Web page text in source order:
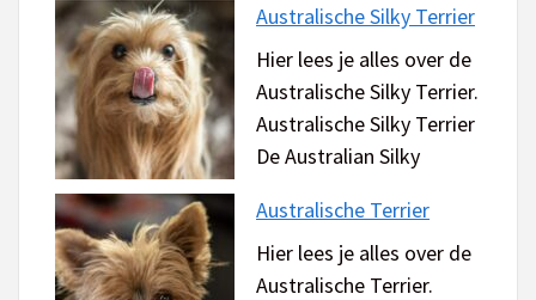
Australische Silky Terrier
Hier lees je alles over de
Australische Silky Terrier.
Australische Silky Terrier
De Australian Silky
Australische Terrier
Hier lees je alles over de
Australische Terrier.